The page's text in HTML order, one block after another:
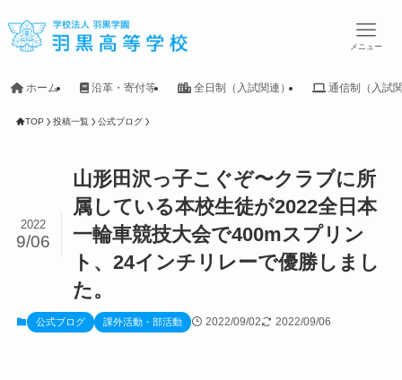
メニュー
ホーム 沿革・寄付等 全日制（入試関連） 通信制（入試
TOP 投稿一覧 公式ブログ
山形田沢っ子こぐぞ〜クラブに所
属している本校生徒が2022全日本
一輪車競技大会で400mスプリン
ト、24インチリレーで優勝しまし
た。
2022
9/06
公式ブログ 課外活動・部活動 2022/09/02 2022/09/06